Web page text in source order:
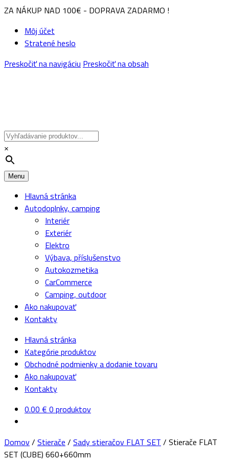
ZA NÁKUP NAD 100€ - DOPRAVA ZADARMO !
Môj účet
Stratené heslo
Preskočiť na navigáciu Preskočiť na obsah
×
Menu
Hlavná stránka
Autodoplnky, camping
Interiér
Exteriér
Elektro
Výbava, příslušenstvo
Autokozmetika
CarCommerce
Camping, outdoor
Ako nakupovať
Kontakty
Hlavná stránka
Kategórie produktov
Obchodné podmienky a dodanie tovaru
Ako nakupovať
Kontakty
0.00 € 0 produktov
Domov/ Stierače / Sady stieračov FLAT SET / Stierače FLAT
SET (CUBE) 660+660mm